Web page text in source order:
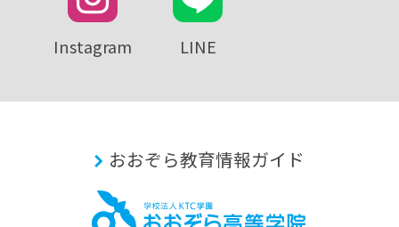
Instagram LINE
おおぞら教育情報ガイド